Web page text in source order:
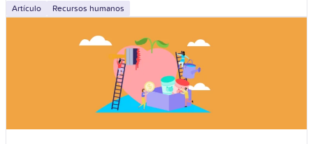
Artículo Recursos humanos